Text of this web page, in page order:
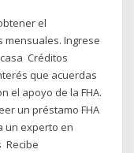
el
mensuales. Ingrese
Créditos
que acuerdas
el apoyo de la FHA.
un préstamo FHA
un experto en
Recibe